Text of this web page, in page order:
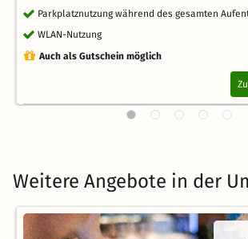
Parkplatznutzung während des gesamten
WLAN-Nutzung
Auch als Gutschein möglich
Weitere Angebote in der